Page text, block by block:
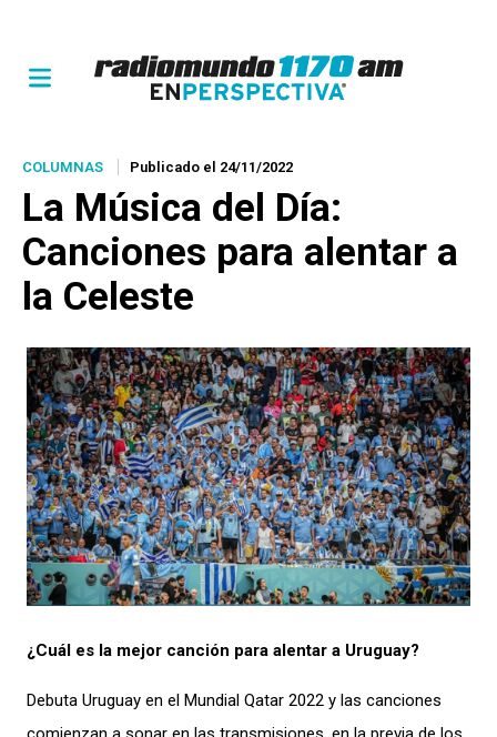
COLUMNAS Publicado el 24/11/2022
La Música del Día:
Canciones para alentar a
la Celeste
¿Cuál es la mejor canción para alentar a Uruguay?
Debuta Uruguay en el Mundial Qatar 2022 y las canciones